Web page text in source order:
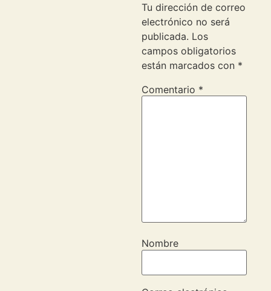
Tu dirección de correo
electrónico no será
publicada. Los
campos obligatorios
están marcados con *
Comentario *
Nombre